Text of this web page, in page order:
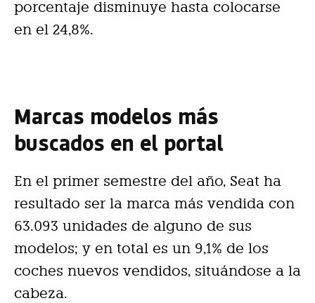
porcentaje disminuye hasta colocarse
en el 24,8%.
Marcas modelos más
buscados en el portal
En el primer semestre del año, Seat ha
resultado ser la marca más vendida con
63.093 unidades de alguno de sus
modelos; y en total es un 9,1% de los
coches nuevos vendidos, situándose a la
cabeza.